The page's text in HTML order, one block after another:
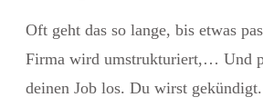
Oft geht das so lange, bis etwas
Firma wird umstrukturiert,… Und
deinen Job los. Du wirst gekündigt.